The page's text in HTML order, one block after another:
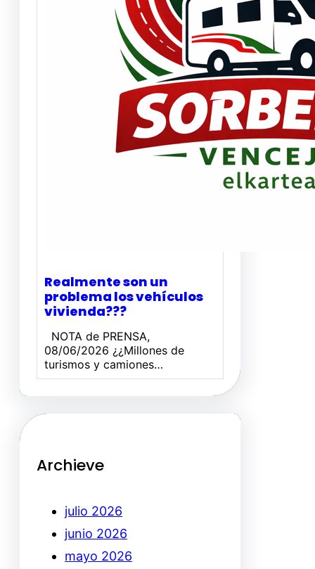
Realmente son un
problema los vehículos
vivienda???
NOTA de PRENSA,
08/06/2026 ¿¿Millones de
turismos y camiones…
Archieve
julio 2026
junio 2026
mayo 2026